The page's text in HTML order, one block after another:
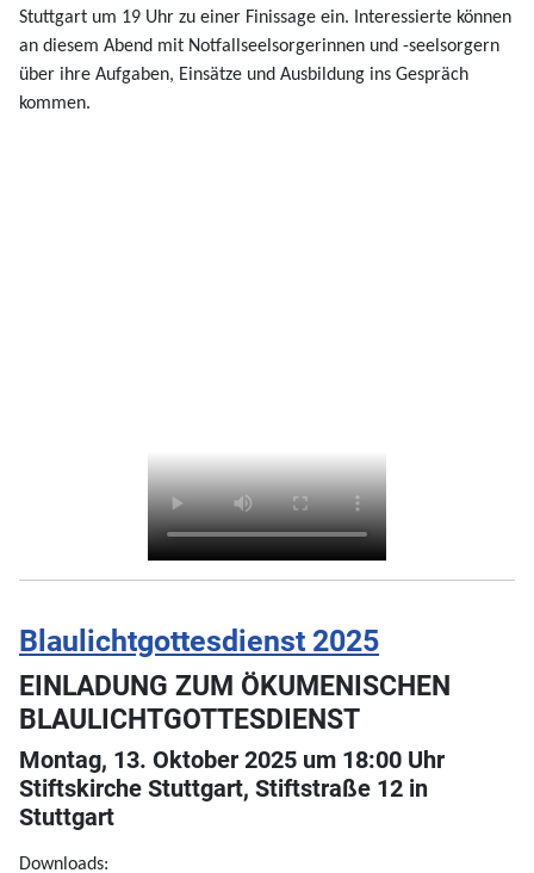
Stuttgart um 19 Uhr zu einer Finissage ein. Interessierte können
an diesem Abend mit Notfallseelsorgerinnen und -seelsorgern
über ihre Aufgaben, Einsätze und Ausbildung ins Gespräch
kommen.
Blaulichtgottesdienst 2025
EINLADUNG ZUM ÖKUMENISCHEN
BLAULICHTGOTTESDIENST
Montag, 13. Oktober 2025 um 18:00 Uhr
Stiftskirche Stuttgart, Stiftstraße 12 in
Stuttgart
Downloads: